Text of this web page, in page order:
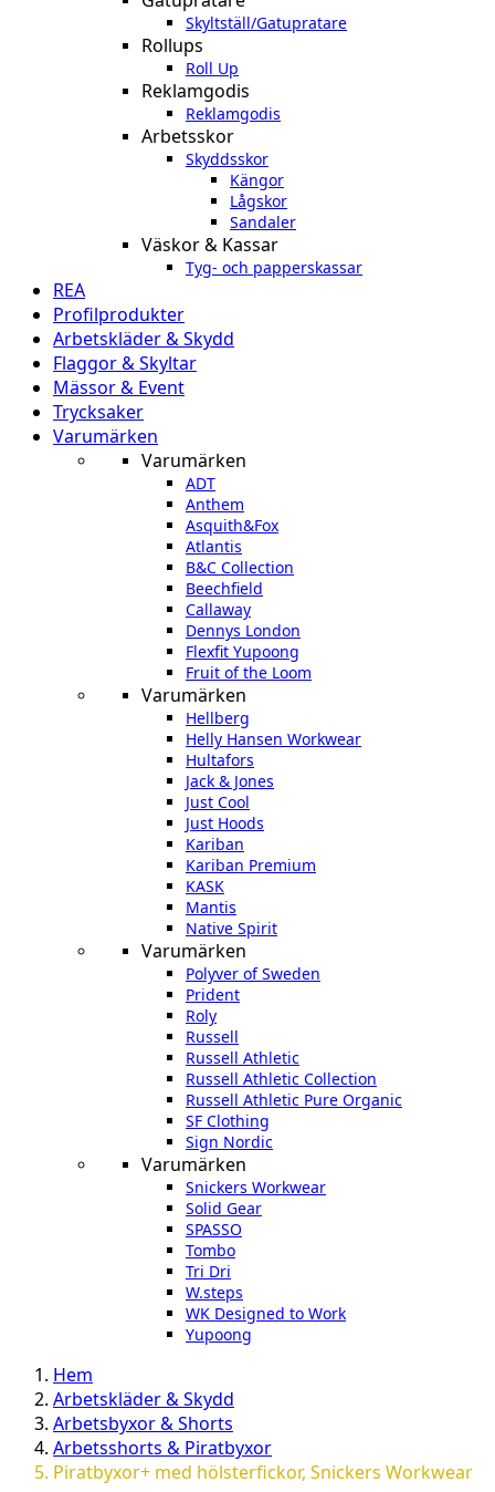
Skyltställ/Gatupratare
Rollups
Roll Up
Reklamgodis
Reklamgodis
Arbetsskor
Skyddsskor
Kängor
Lågskor
Sandaler
Väskor & Kassar
Tyg- och papperskassar
REA
Profilprodukter
Arbetskläder & Skydd
Flaggor & Skyltar
Mässor & Event
Trycksaker
Varumärken
Varumärken
ADT
Anthem
Asquith&Fox
Atlantis
B&C Collection
Beechfield
Callaway
Dennys London
Flexfit Yupoong
Fruit of the Loom
Varumärken
Hellberg
Helly Hansen Workwear
Hultafors
Jack & Jones
Just Cool
Just Hoods
Kariban
Kariban Premium
KASK
Mantis
Native Spirit
Varumärken
Polyver of Sweden
Prident
Roly
Russell
Russell Athletic
Russell Athletic Collection
Russell Athletic Pure Organic
SF Clothing
Sign Nordic
Varumärken
Snickers Workwear
Solid Gear
SPASSO
Tombo
Tri Dri
W.steps
WK Designed to Work
Yupoong
Hem
Arbetskläder & Skydd
Arbetsbyxor & Shorts
Arbetsshorts & Piratbyxor
Piratbyxor+ med hölsterfickor, Snickers Workwear